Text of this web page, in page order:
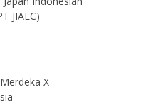
JIAEC)
X